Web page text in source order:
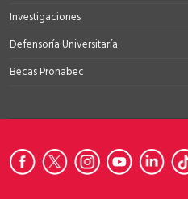
Investigaciones
Defensoría Universitaría
Becas Pronabec